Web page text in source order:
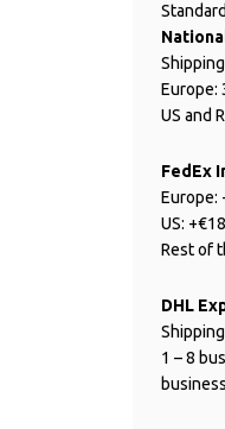
Europe:
US and
FedEx
Europe:
US:
Rest of
DHL
1 – 8